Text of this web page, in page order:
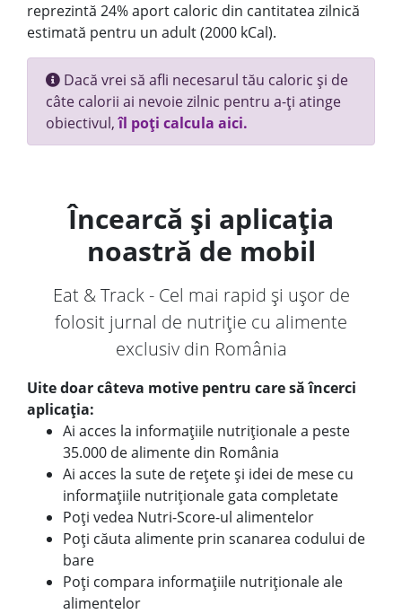
reprezintă 24% aport caloric din cantitatea zilnică
estimată pentru un adult (2000 kCal).
Dacă vrei să afli necesarul tău caloric și de
câte calorii ai nevoie zilnic pentru a-ți atinge
obiectivul,îl poți calcula aici.
Încearcă și aplicația
noastră de mobil
Eat & Track - Cel mai rapid și ușor de
folosit jurnal de nutriție cu alimente
exclusiv din România
Uite doar câteva motive pentru care să încerci
aplicația:
Ai acces la informațiile nutriționale a peste
35.000 de alimente din România
Ai acces la sute de rețete și idei de mese cu
informațiile nutriționale gata completate
Poți vedea Nutri-Score-ul alimentelor
Poți căuta alimente prin scanarea codului de
bare
Poți compara informațiile nutriționale ale
alimentelor